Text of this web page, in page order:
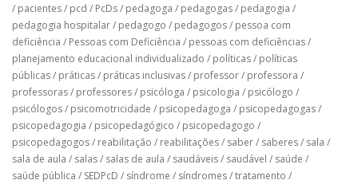
/ pacientes/ pcd / PcDs/ pedagoga / pedagogas/ pedagogia /
pedagogia hospitalar/ pedagogo / pedagogos/ pessoa com
deficiência / Pessoas com Deficiência / pessoas com deficiências/
planejamento educacional individualizado / políticas/ políticas
públicas/ práticas/ práticas inclusivas/ professor/ professora /
professoras/ professores/ psicóloga / psicologia / psicólogo /
psicólogos/ psicomotricidade / psicopedagoga / psicopedagogas/
psicopedagogia / psicopedagógico / psicopedagogo /
psicopedagogos/ reabilitação / reabilitações/ saber/ saberes/ sala /
sala de aula / salas/ salas de aula / saudáveis/ saudável / saúde /
saúde pública / SEDPcD / síndrome / síndromes/tratamento /